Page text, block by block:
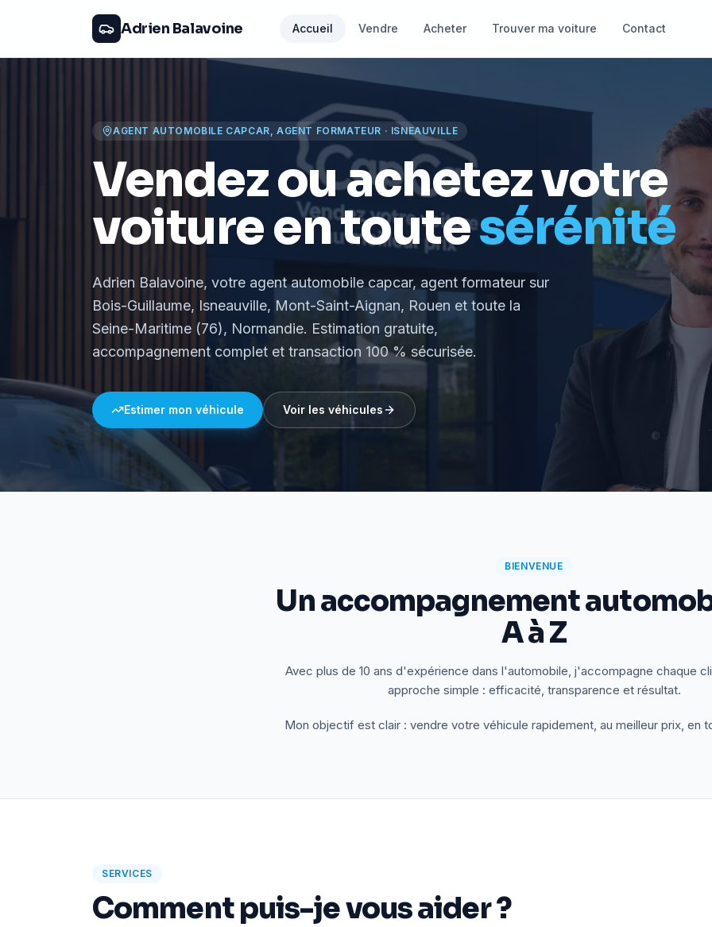
Adrien Balavoine Accueil Vendre Acheter Trouver ma voiture Contact
AGENT AUTOMOBILE CAPCAR, AGENT FORMATEUR · ISNEAUVILLE
Vendez ou achetez votre
voiture en toutesérénité
Adrien Balavoine, votre agent automobile capcar, agent formateur sur
Bois-Guillaume, Isneauville, Mont-Saint-Aignan, Rouen et toute la
Seine-Maritime (76), Normandie. Estimation gratuite,
accompagnement complet et transaction 100 % sécurisée.
Estimer mon véhicule Voir les véhicules
BIENVENUE
Un accompagnement
A à Z
Avec plus de 10 ans d'expérience dans l'automobile, j'accompagne chaque
approche simple : efficacité, transparence et résultat.
Mon objectif est clair : vendre votre véhicule rapidement, au meilleur prix, en
SERVICES
Comment puis-je vous aider ?